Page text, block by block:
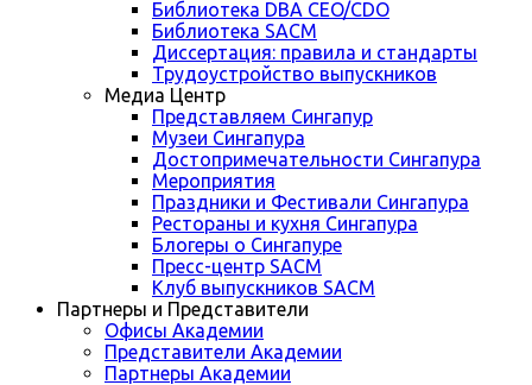
Библиотека DBA CEO/CDO
Библиотека SACM
Диссертация: правила и стандарты
Трудоустройство выпускников
Медиа Центр
Представляем Сингапур
Музеи Сингапура
Достопримечательности Сингапура
Мероприятия
Праздники и Фестивали Сингапура
Рестораны и кухня Сингапура
Блогеры о Сингапуре
Пресс-центр SACM
Клуб выпускников SACM
Партнеры и Представители
Офисы Академии
Представители Академии
Партнеры Академии